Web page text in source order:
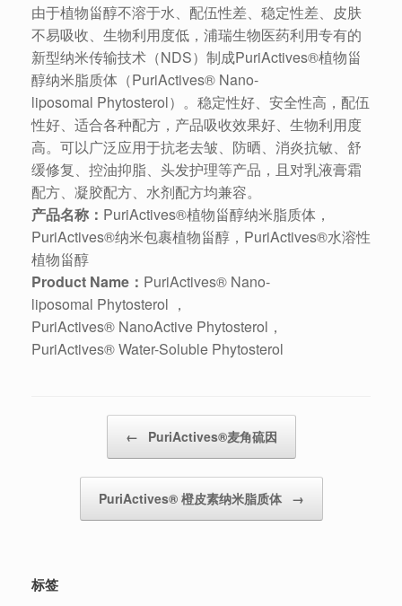
由于植物甾醇不溶于水、配伍性差、稳定性差、皮肤
不易吸收、生物利用度低，浦瑞生物医药利用专有的
新型纳米传输技术（NDS）制成PuriActives®植物甾
醇纳米脂质体（PuriActives® Nano-
liposomal Phytosterol）。稳定性好、安全性高，配伍
性好、适合各种配方，产品吸收效果好、生物利用度
高。可以广泛应用于抗老去皱、防晒、消炎抗敏、舒
缓修复、控油抑脂、头发护理等产品，且对乳液膏霜
配方、凝胶配方、水剂配方均兼容。
产品名称： PuriActives®植物甾醇纳米脂质体，
PuriActives®纳米包裹植物甾醇，PuriActives®水溶性
植物甾醇
Product Name： PuriActives® Nano-
liposomal Phytosterol ，
PuriActives® NanoActive Phytosterol，
PuriActives® Water-Soluble Phytosterol
← PuriActives®麦角硫因
PuriActives® 橙皮素纳米脂质体 →
标签